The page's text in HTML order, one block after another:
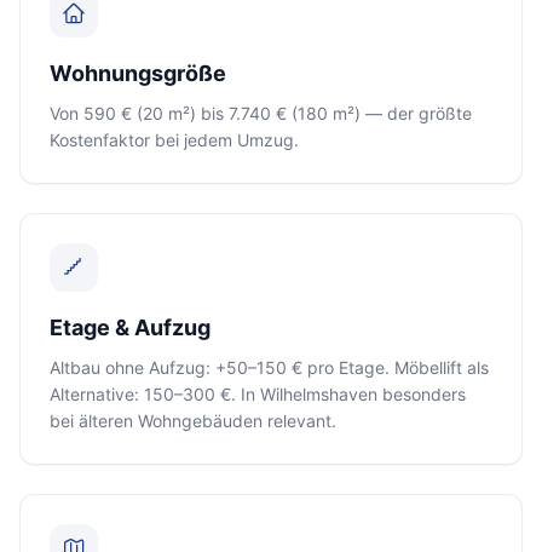
Wohnungsgröße
Von 590 € (20 m²) bis 7.740 € (180 m²) — der größte
Kostenfaktor bei jedem Umzug.
Etage & Aufzug
Altbau ohne Aufzug: +50–150 € pro Etage. Möbellift als
Alternative: 150–300 €. In Wilhelmshaven besonders
bei älteren Wohngebäuden relevant.